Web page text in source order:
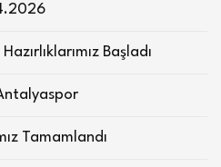
Başladı
Tamamlandı